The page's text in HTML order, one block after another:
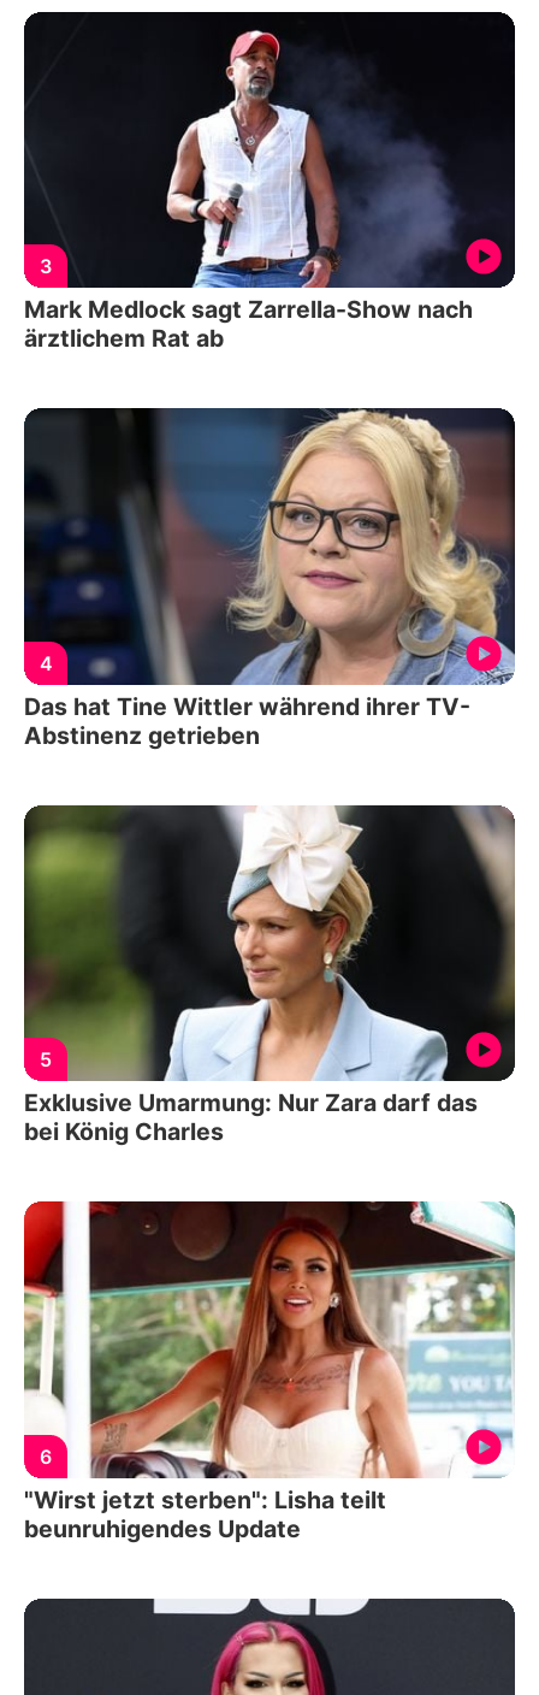
3
Mark Medlock sagt Zarrella-Show nach
ärztlichem Rat ab
4
Das hat Tine Wittler während ihrer TV-
Abstinenz getrieben
5
Exklusive Umarmung: Nur Zara darf das
bei König Charles
6
"Wirst jetzt sterben": Lisha teilt
beunruhigendes Update